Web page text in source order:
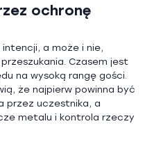
ochronę
a może i nie,
Czasem jest
na wysoką rangę gości.
że najpierw powinna być
przez uczestnika, a
metalu i kontrola rzeczy